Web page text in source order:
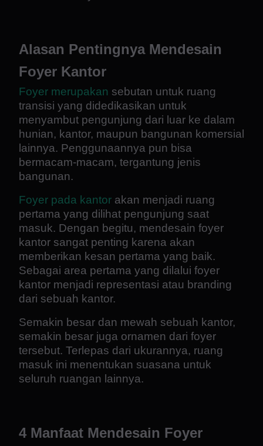
Alasan Pentingnya Mendesain
Foyer Kantor
Foyer merupakan sebutan untuk ruang
transisi yang didedikasikan untuk
menyambut pengunjung dari luar ke dalam
hunian, kantor, maupun bangunan komersial
lainnya. Penggunaannya pun bisa
bermacam-macam, tergantung jenis
bangunan.
Foyer pada kantor akan menjadi ruang
pertama yang dilihat pengunjung saat
masuk. Dengan begitu, mendesain foyer
kantor sangat penting karena akan
memberikan kesan pertama yang baik.
Sebagai area pertama yang dilalui foyer
kantor menjadi representasi atau branding
dari sebuah kantor.
Semakin besar dan mewah sebuah kantor,
semakin besar juga ornamen dari foyer
tersebut. Terlepas dari ukurannya, ruang
masuk ini menentukan suasana untuk
seluruh ruangan lainnya.
4 Manfaat Mendesain Foyer